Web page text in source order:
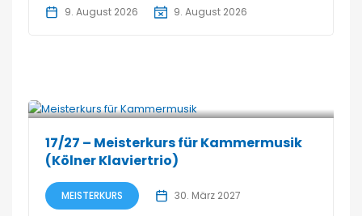
9. August 2026 9. August 2026
17/27 – Meisterkurs für Kammermusik
(Kölner Klaviertrio)
MEISTERKURS 30. März 2027